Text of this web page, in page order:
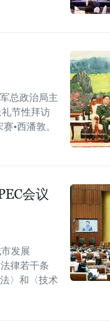
总政治局主
节性拜访
•西潘敦。
会议
发展
律若干条
〉和〈技术